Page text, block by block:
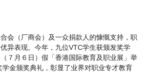
会（厂商会）及一众捐款人的慷慨支持，职
异表现。今年，九位VTC学生获颁发奖学
７月６日）假「香港国际教育及职业展」举
金颁奖典礼，彰显了业界对职业专才教育